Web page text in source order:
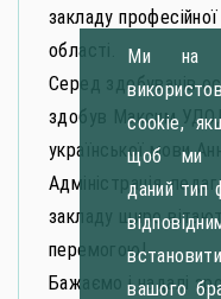
закладу
області.
Серед здобувачів
здобув Максим
української мови
Адміністрація,
закладу щиро
перемогою!
Бажаємо і надалі
Ми на
cookie,
щоб ми
даний тип
вашого